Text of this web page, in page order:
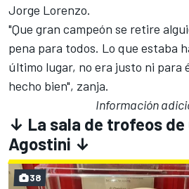
Jorge Lorenzo.
"Que gran campeón se retire
pena para todos. Lo que estaba
último lugar, no era justo ni para
hecho bien", zanja.
Información
↓ La sala de trofeos de
Agostini ↓
38